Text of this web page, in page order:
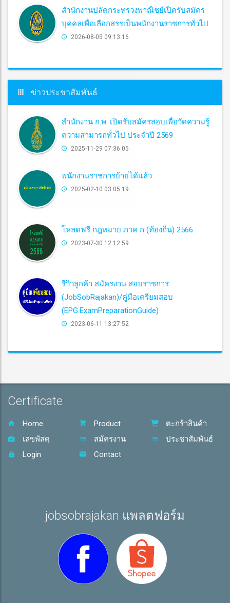
สำนักงานปลัดกระทรวงพาณิชย์เปิดรับสมัคร
บุคคลเพื่อเลือกสรรเป็นพนักงานราชการทั่วไป
2026-08-05 09:13:16
ข่าวประชาสัมพันธ์
สำนักงาน ก.พ. เปิดรับสมัครสอบเพื่อวัดความรู้
ความสามารถทั่วไป ประจำปี 2569
2025-11-29 07:36:05
พนักงานราชการย้ายได้แล้ว
2025-02-10 03:05:19
โหลดฟรี กฎหมาย ภาค ก (ท้องถิ่น) 2566
2023-07-30 12:12:59
รีวิวลูกค้า สมัครงาน สอบราชการ
(JobSobRajakan)/คู่มือเตรียมสอบ
(EPG.ExamPreparationGuide)
2023-06-11 13:27:52
Certificate
Home Product
ตะกร้าสินค้า
เลขพัสดุ
สมัครงาน
ประชาสัมพันธ์
Login
Contact
jobsobrajakan แพลตฟอร์ม